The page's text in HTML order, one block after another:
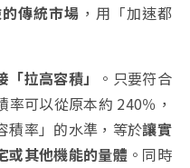
傳統市場 ，用「加速都
「拉高容積」
。只要符合
可以從原本約 240％，
積率」的水準，等於讓實
或其他機能的量體 。同時